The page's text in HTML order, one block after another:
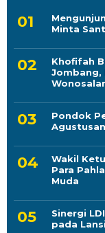
Minta
Khofifah
Jombang,
Pondok
Agustusan
Wakil
Para
Muda
Sinergi
pada